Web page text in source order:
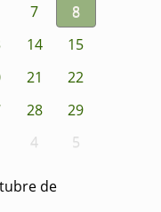
7
8
14
15
21
22
28
29
4 5
de